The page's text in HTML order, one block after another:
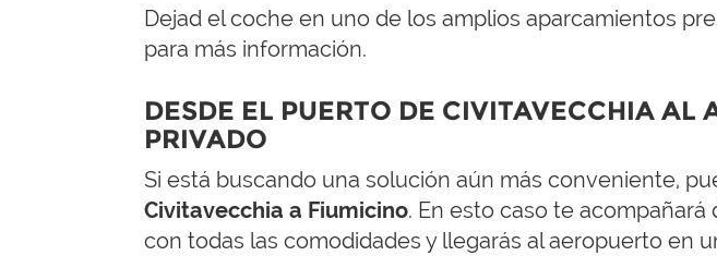
Dejad el coche en uno de los amplios aparcamientos
para más información.
DESDE EL PUERTO DE CIVITAVECCHIA
PRIVADO
Si está buscando una solución aún más conveniente,
Civitavecchia a Fiumicino. En esto caso te
con todas las comodidades y llegarás al aeropuerto en